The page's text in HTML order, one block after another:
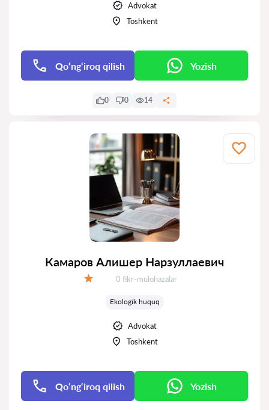
Advokat
Toshkent
Qo‘ng‘iroq qilish Yozish
0 0 14
Камаров Алишер Нарзуллаевич
Fikrlar:
0 fikr-mulohazalar
Ekologik huquq
Advokat
Toshkent
Qo‘ng‘iroq qilish Yozish